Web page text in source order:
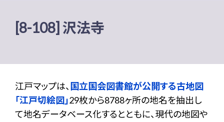
[8-108] 沢法寺
江戸マップは、 国立国会図書館が公開する古地図
「江戸切絵図」29枚から8788ヶ所の地名を抽出し
て地名データベース化するとともに、現代の地図や